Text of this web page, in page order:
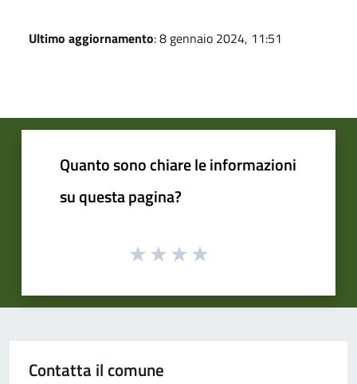
Ultimo aggiornamento: 8 gennaio 2024, 11:51
Quanto sono chiare le informazioni
su questa pagina?
Contatta il comune